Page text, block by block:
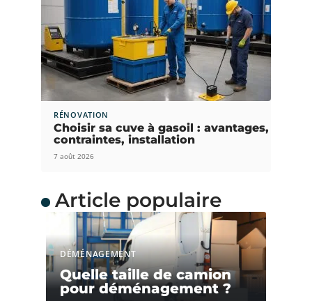
RÉNOVATION
Choisir sa cuve à gasoil : avantages,
contraintes, installation
7 août 2026
Article populaire
DÉMÉNAGEMENT
Quelle taille de camion
pour déménagement ?